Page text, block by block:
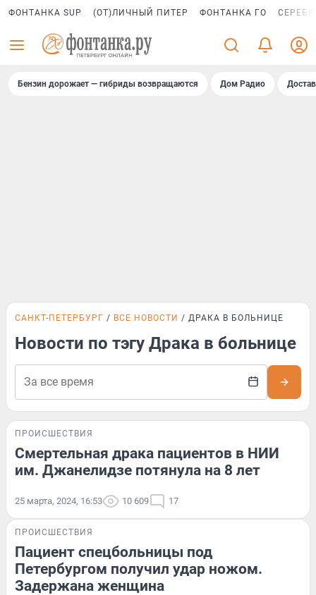
ФОНТАНКА SUP (ОТ)ЛИЧНЫЙ ПИТЕР ФОНТАНКА ГО
Бензин дорожает — гибриды возвращаются Дом Радио
САНКТ-ПЕТЕРБУРГ ВСЕ НОВОСТИ ДРАКА В БОЛЬНИЦЕ
Новости по тэгу Драка в больнице
ПРОИСШЕСТВИЯ
Смертельная драка пациентов в НИИ
им. Джанелидзе потянула на 8 лет
25 марта, 2024, 16:53 10 609 17
ПРОИСШЕСТВИЯ
Пациент спецбольницы под
Петербургом получил удар ножом.
Задержана женщина